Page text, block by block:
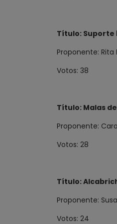
Título: Suporte
Proponente: Rita
Votos: 38
Título: Malas
Proponente:
Votos: 28
Título:
Proponente:
Votos: 24